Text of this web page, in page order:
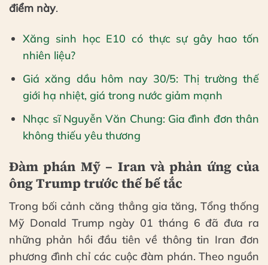
điểm này.
Xăng sinh học E10 có thực sự gây hao tốn
nhiên liệu?
Giá xăng dầu hôm nay 30/5: Thị trường thế
giới hạ nhiệt, giá trong nước giảm mạnh
Nhạc sĩ Nguyễn Văn Chung: Gia đình đơn thân
không thiếu yêu thương
Đàm phán Mỹ – Iran và phản ứng của
ông Trump trước thế bế tắc
Trong bối cảnh căng thẳng gia tăng, Tổng thống
Mỹ Donald Trump ngày 01 tháng 6 đã đưa ra
những phản hồi đầu tiên về thông tin Iran đơn
phương đình chỉ các cuộc đàm phán. Theo nguồn